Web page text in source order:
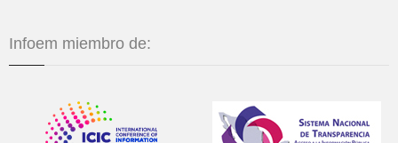
Infoem miembro de: